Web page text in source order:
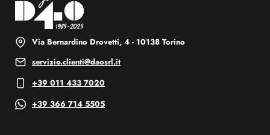
Via Bernardino Drovetti, 4 - 10138 Torino
servizio.clienti@daosrl.it
+39 011 433 7020
+39 366 714 5505